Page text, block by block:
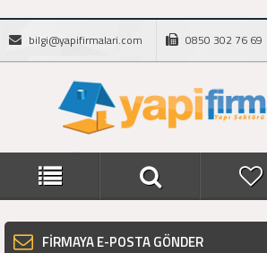
bilgi@yapifirmalari.com 0850 302 76 69
FİRMAYA E-POSTA GÖNDER